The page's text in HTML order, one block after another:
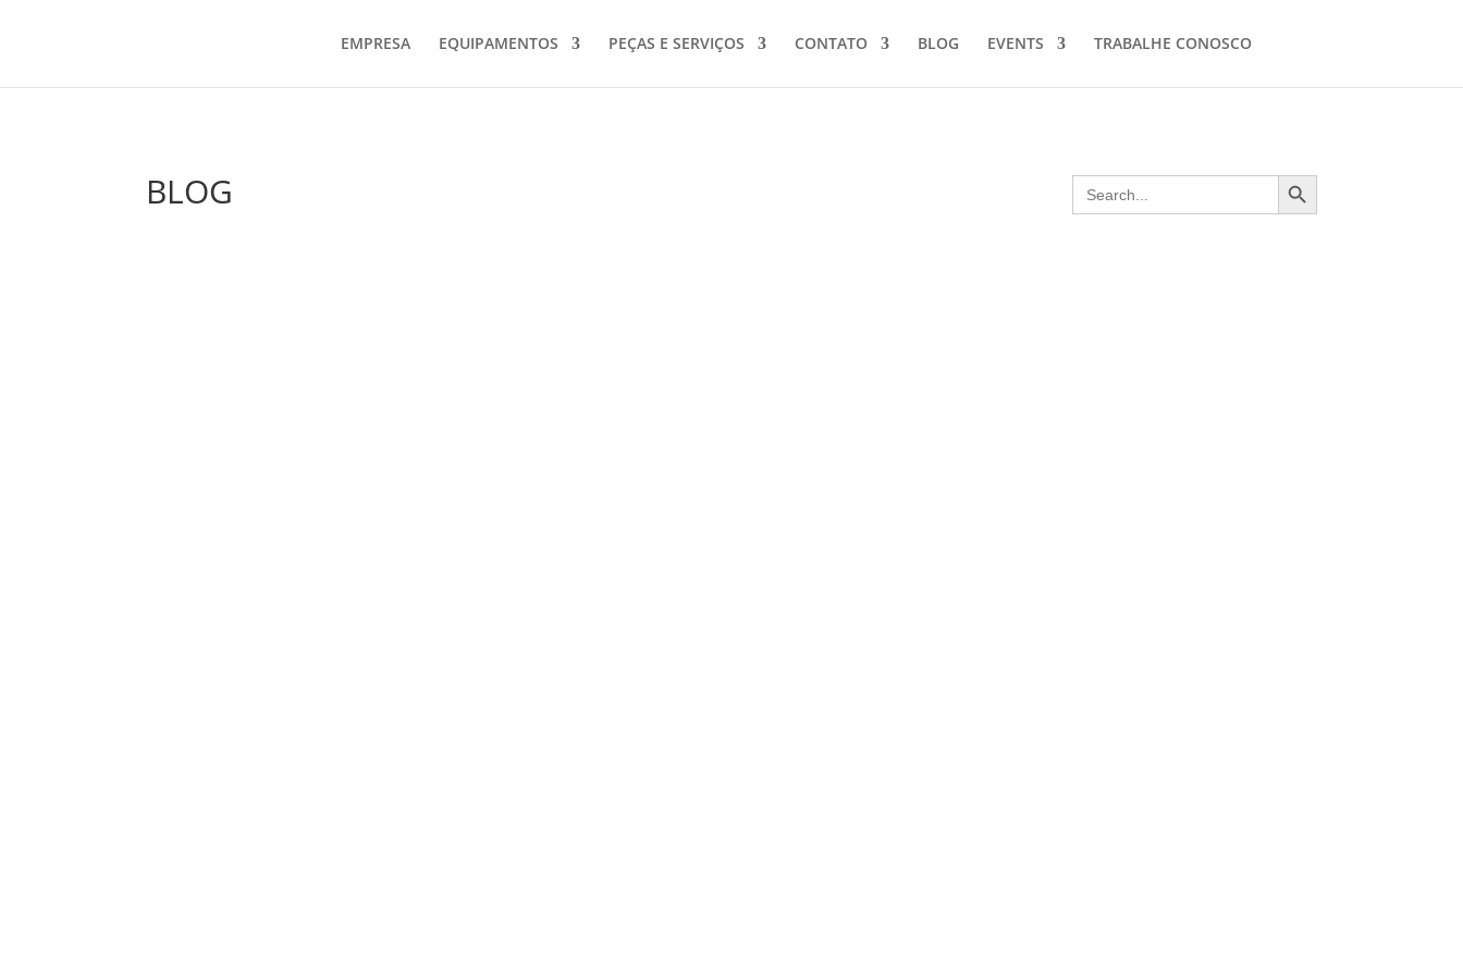
EMPRESA EQUIPAMENTOS PEÇAS E SERVIÇOS CONTATO BLOG EVENTS TRABALHE CONOSCO
BLOG Search
for:
Search Button